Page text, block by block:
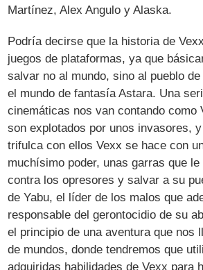
Martínez, Alex Angulo y Alaska.
Podría decirse que la historia de
juegos de plataformas, ya que
salvar no al mundo, sino al pueblo
el mundo de fantasía Astara. Una
cinemáticas nos van contando como
son explotados por unos invasores,
trifulca con ellos Vexx se hace con
muchísimo poder, unas garras que
contra los opresores y salvar a su
de Yabu, el líder de los malos que
responsable del gerontocidio de su
el principio de una aventura que nos
de mundos, donde tendremos que
adquiridas habilidades de Vexx para